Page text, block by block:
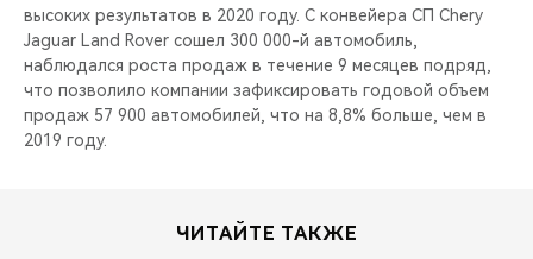
высоких результатов в 2020 году. С конвейера СП Chery
Jaguar Land Rover сошел 300 000-й автомобиль,
наблюдался роста продаж в течение 9 месяцев подряд,
что позволило компании зафиксировать годовой объем
продаж 57 900 автомобилей, что на 8,8% больше, чем в
2019 году.
ЧИТАЙТЕ ТАКЖЕ